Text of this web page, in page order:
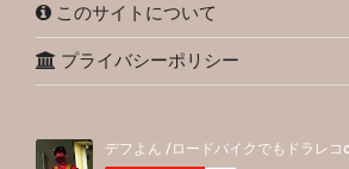
このサイトについて
プライバシーポリシー